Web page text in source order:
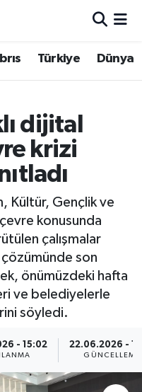
Türkiye Dünya
dijital
krizi
Kültür, Gençlik ve
konusunda
çalışmalar
çözümünde son
önümüzdeki hafta
ve belediyelerle
söyledi.
- 15:02 22.06.2026 -
GÜNCELLEME
Fikstür